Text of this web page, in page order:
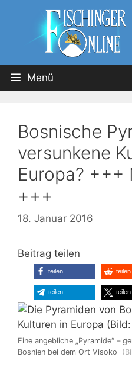
Menü
Bosnische
versunkene
Europa? +++
+++
18. Januar 2016
Beitrag teilen
teilen teilen
teilen teilen
Eine angebliche „Pyramide“ –
Bosnien bei dem Ort Visoko